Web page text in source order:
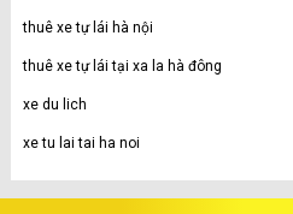
thuê xe tự lái hà nội
thuê xe tự lái tại xa la hà đông
xe du lich
xe tu lai tai ha noi